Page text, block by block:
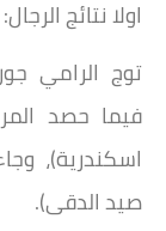
اولا نتائج الرجال:
توج الرامي
فيما حصد
اسكندرية)،
صيد الدقى).